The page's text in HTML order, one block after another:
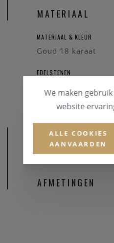
MATERIAAL
MATERIAAL & KLEUR
Goud 18 karaat
EDELSTENEN
AFMETINGEN
We maken
website
ALLE COOKIES
AANVAARDEN